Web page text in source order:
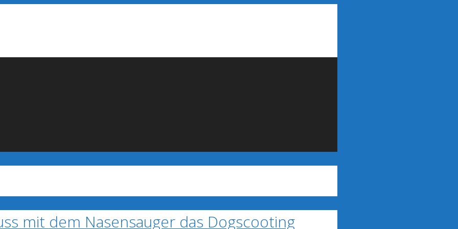
mit dem Nasensauger das Dogscooting